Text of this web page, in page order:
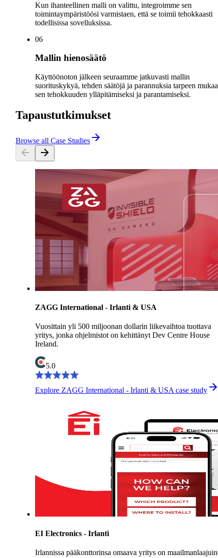
Kun ihanteellinen malli on valittu, integroimme sen
toimintaympäristöösi varmistaen, että se toimii tehokkaasti
todellisissa sovelluksissa.
06
Mallin hienosäätö
Käyttöönoton jälkeen seuraamme jatkuvasti mallin
suorituskykyä, tehden säätöjä ja parannuksia tarpeen
sen tehokkuuden ylläpitämiseksi ja parantamiseksi.
Tapaustutkimukset
Browse all Case Studies
ZAGG International - Irlanti & USA
Vuosittain yli 500 miljoonan dollarin liikevaihtoa tuottava
yritys, jonka ohjelmistot on kehittänyt Dev Centre House
Ireland.
5.0
Explore ZAGG International - Irlanti & USA case study
EI Electronics - Irlanti
Irlannissa pääkonttorinsa omaava yritys on